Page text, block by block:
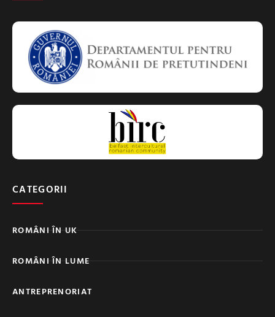
CATEGORII
ROMÂNI ÎN UK
ROMÂNI ÎN LUME
ANTREPRENORIAT